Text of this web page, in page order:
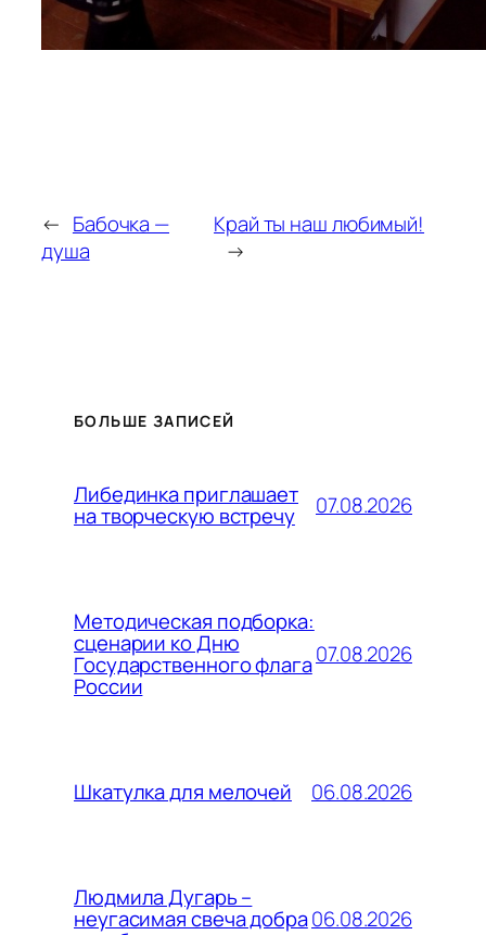
← Бабочка —
душа
Край ты наш любимый!
→
БОЛЬШЕ ЗАПИСЕЙ
Либединка приглашает
на творческую встречу 07.08.2026
Методическая подборка:
сценарии ко Дню
Государственного флага
России
07.08.2026
Шкатулка для мелочей 06.08.2026
Людмила Дугарь –
неугасимая свеча добра06.08.2026